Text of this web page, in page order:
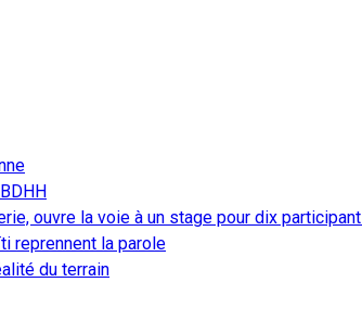
ouvre la voie à un stage pour dix
reprennent la parole
du terrain